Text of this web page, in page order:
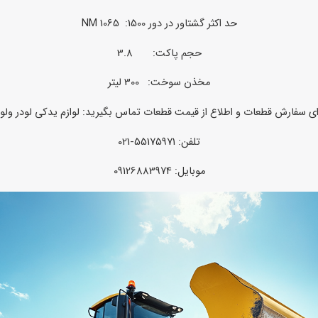
حد اکثر گشتاور در دور 1500: 1065 NM
حجم پاکت: 3.8
مخذن سوخت: 300 لیتر
سفارش قطعات و اطلاع از قیمت قطعات تماس بگیرید: لوازم یدکی لودر
تلفن: 55175971-021
موبایل: 09126883974